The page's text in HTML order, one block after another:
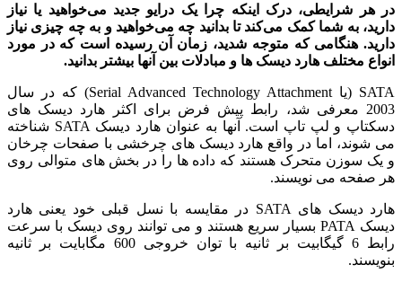
در هر شرایطی، درک اینکه چرا یک درایو جدید می‌خواهید یا نیاز
دارید، به شما کمک می‌کند تا بدانید چه می‌خواهید و به چه چیزی نیاز
دارید. هنگامی که متوجه شدید، زمان آن رسیده است که در مورد
انواع مختلف هارد دیسک ها و مبادلات بین آنها بیشتر بدانید.
SATA (یا Serial Advanced Technology Attachment) که در سال
2003 معرفی شد، رابط پیش فرض برای اکثر هارد دیسک های
دسکتاپ و لپ تاپ است. آنها به عنوان هارد دیسک SATA شناخته
می شوند، اما در واقع هارد دیسک های چرخشی با صفحات چرخان
و یک سوزن متحرک هستند که داده ها را در بخش های متوالی روی
هر صفحه می نویسند.
هارد دیسک های SATA در مقایسه با نسل قبلی خود یعنی هارد
دیسک PATA بسیار سریع هستند و می توانند روی دیسک با سرعت
رابط 6 گیگابیت بر ثانیه با توان خروجی 600 مگابایت بر ثانیه
بنویسند.